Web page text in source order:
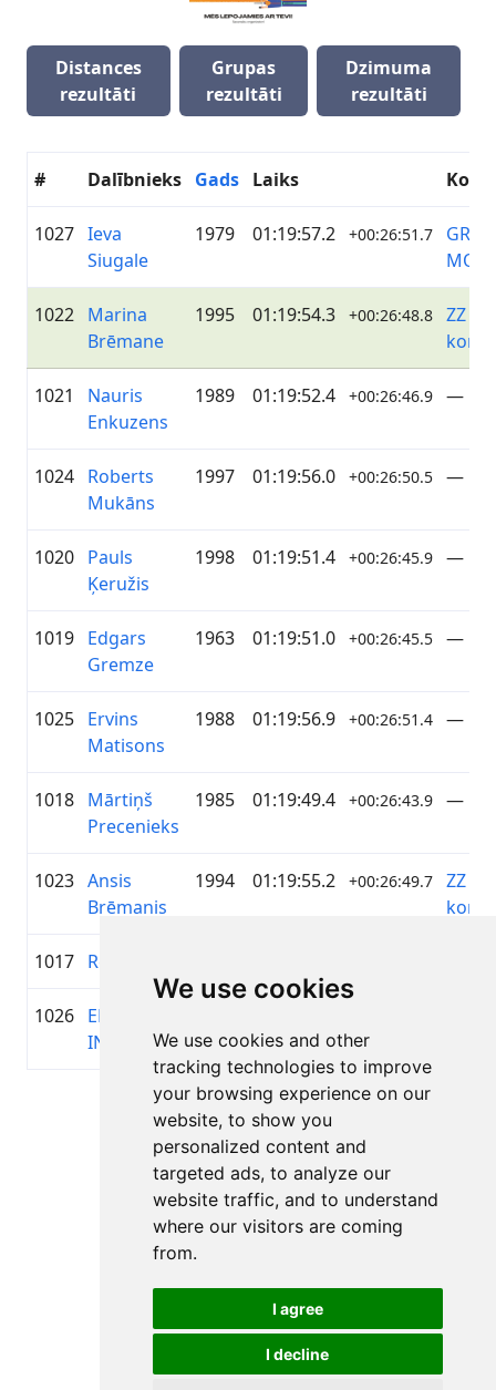
We use cookies
We use cookies and other
tracking technologies to improve
your browsing experience on our
website, to show you
personalized content and
targeted ads, to analyze our
website traffic, and to understand
where our visitors are coming
from.
I agree
I decline
Distances
rezultāti
Grupas
rezultāti
Dzimuma
rezultāti
# Dalībnieks Gads Laiks
1027 Ieva
Siugale
1979 01:19:57.2 +00:26:51.7
1022 Marina
Brēmane
1995 01:19:54.3 +00:26:48.8
ZZ
1021
Nauris
Enkuzens
1989 01:19:52.4 +00:26:46.9 —
1024 Roberts
Mukāns
1997 01:19:56.0 +00:26:50.5 —
1020 Pauls
Ķeružis
1998 01:19:51.4 +00:26:45.9 —
1019 Edgars
Gremze
1963 01:19:51.0 +00:26:45.5 —
1025 Ervins
Matisons
1988 01:19:56.9 +00:26:51.4 —
1018 Mārtiņš
Precenieks
1985 01:19:49.4 +00:26:43.9 —
1023 Ansis
Brēmanis
1994 01:19:55.2 +00:26:49.7
ZZ
1017 Reinis Bite
1026 EDGARS
INDRĀNS
Lapa 1 no 1
Kopā 11 Rezultāti
Atpakaļ uz rezultātiem
Visas tiesības aizsargātas. DistantRace